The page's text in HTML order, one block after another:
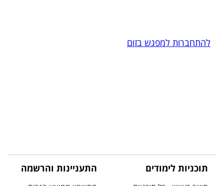
להתחברות למפגש בזום
תוכניות לימודים התעניינות והרשמה